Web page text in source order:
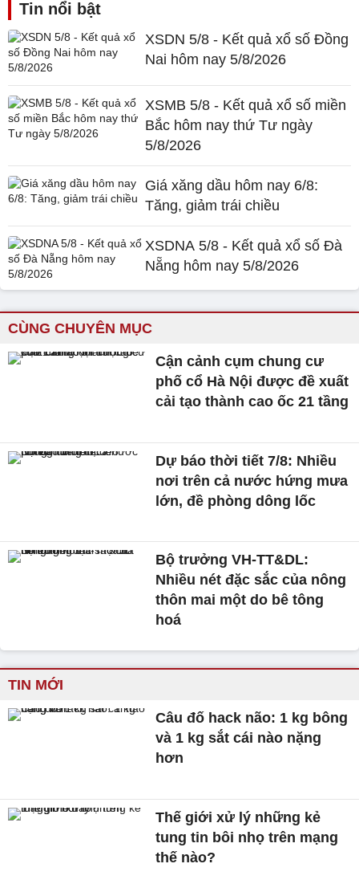
Tin nổi bật
XSDN 5/8 - Kết quả xổ số Đồng
Nai hôm nay 5/8/2026
XSMB 5/8 - Kết quả xổ số miền
Bắc hôm nay thứ Tư ngày
5/8/2026
Giá xăng dầu hôm nay 6/8:
Tăng, giảm trái chiều
XSDNA 5/8 - Kết quả xổ số Đà
Nẵng hôm nay 5/8/2026
CÙNG CHUYÊN MỤC
Cận cảnh cụm chung cư
phố cổ Hà Nội được đề xuất
cải tạo thành cao ốc 21 tầng
Dự báo thời tiết 7/8: Nhiều
nơi trên cả nước hứng mưa
lớn, đề phòng dông lốc
Bộ trưởng VH-TT&DL:
Nhiều nét đặc sắc của nông
thôn mai một do bê tông
hoá
TIN MỚI
Câu đố hack não: 1 kg bông
và 1 kg sắt cái nào nặng
hơn
Thế giới xử lý những kẻ
tung tin bôi nhọ trên mạng
thế nào?